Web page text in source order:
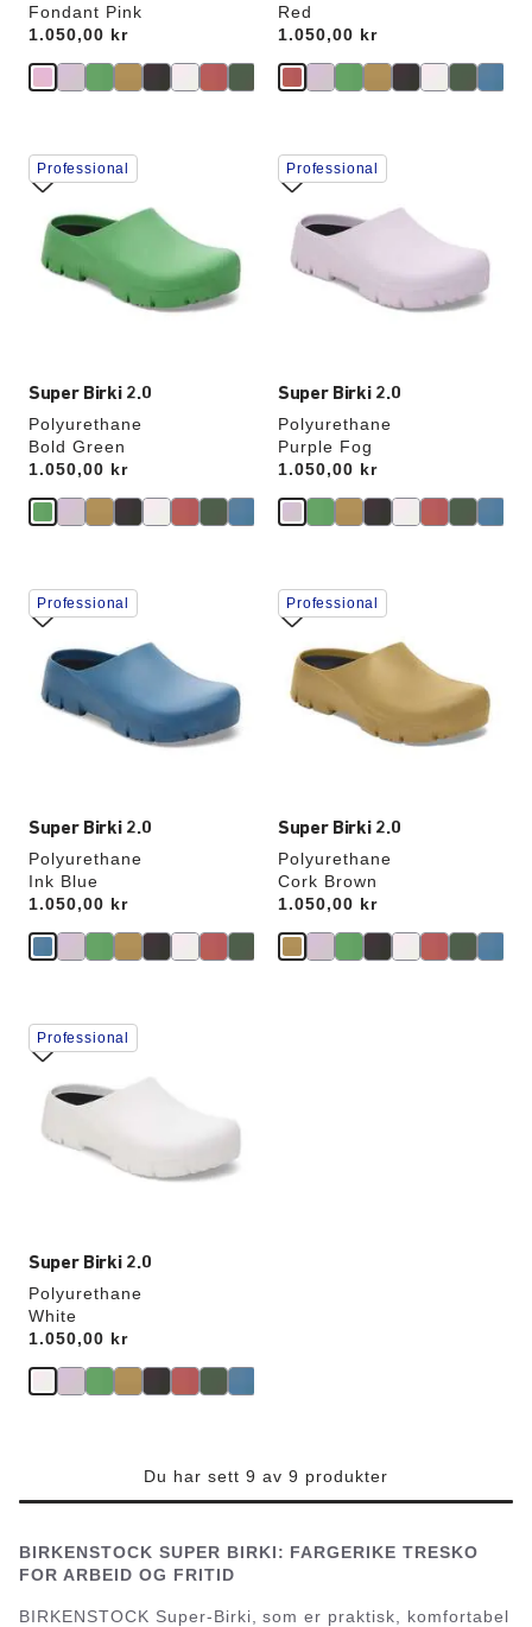
Fondant Pink
Price:
1.050,00 kr
Red
Price:
1.050,00 kr
Super Birki 2.0
Polyurethane
Bold Green
Price:
1.050,00 kr
Samhandling
med
swatch-
farger
oppdatere
produktbildet
Professional
Super Birki 2.0
Polyurethane
Purple Fog
Price:
1.050,00 kr
Samhandling
med
swatch-
farger
oppdatere
produktbildet
Professional
Super Birki 2.0
Polyurethane
Ink Blue
Price:
1.050,00 kr
Samhandling
med
swatch-
farger
oppdatere
produktbildet
Professional
Super Birki 2.0
Polyurethane
Cork Brown
Price:
1.050,00 kr
Samhandling
med
swatch-
farger
oppdatere
produktbildet
Professional
Super Birki 2.0
Polyurethane
White
Price:
1.050,00 kr
Samhandling
med
swatch-
farger
oppdatere
produktbildet
Professional
Du har sett 9 av 9 produkter
BIRKENSTOCK SUPER BIRKI: FARGERIKE TRESKO
FOR ARBEID OG FRITID
BIRKENSTOCK Super-Birki, som er praktisk, komfortabel